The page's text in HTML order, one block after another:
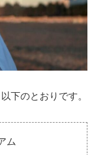
下のとおりです。
ム